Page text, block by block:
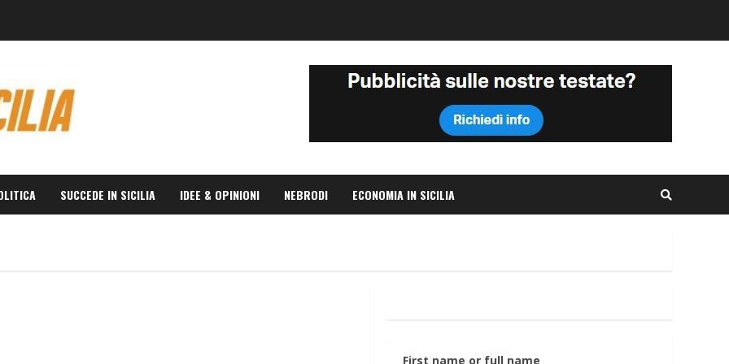
SUCCEDE IN SICILIA IDEE & OPINIONI NEBRODI ECONOMIA IN SICILIA
First name or full name